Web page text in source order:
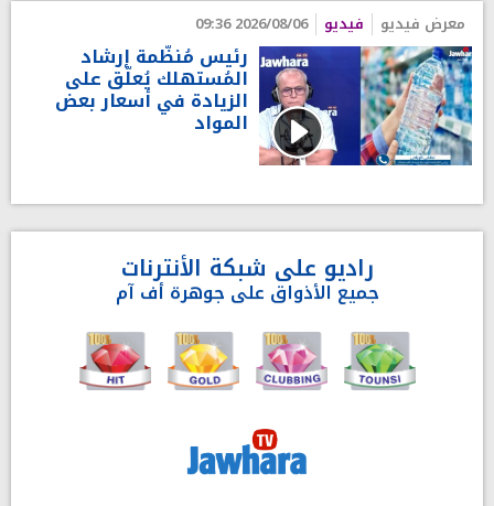
معرض فيديو فيديو 2026/08/06 09:36
رئيس مُنظّمة إرشاد
المُستهلك يُعلّق على
الزيادة في أسعار بعض
المواد
راديو على شبكة الأنترنات
جميع الأذواق على جوهرة أف آم